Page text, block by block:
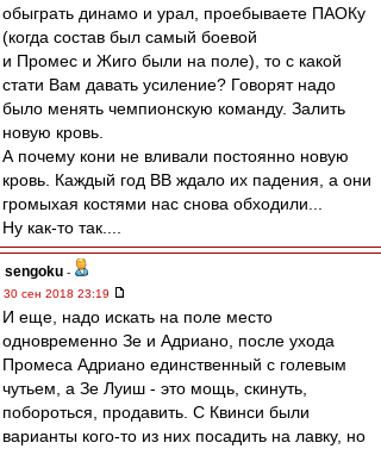
обыграть динамо и урал, проебываете ПАОКу
(когда состав был самый боевой
и Промес и Жиго были на поле), то с какой
стати Вам давать усиление? Говорят надо
было менять чемпионскую команду. Залить
новую кровь.
А почему кони не вливали постоянно новую
кровь. Каждый год ВВ ждало их падения, а они
громыхая костями нас снова обходили...
Ну как-то так....
sengoku -
30 сен 2018 23:19
И еще, надо искать на поле место
одновременно Зе и Адриано, после ухода
Промеса Адриано единственный с голевым
чутьем, а Зе Луиш - это мощь, скинуть,
побороться, продавить. С Квинси были
варианты кого-то из них посадить на лавку, но